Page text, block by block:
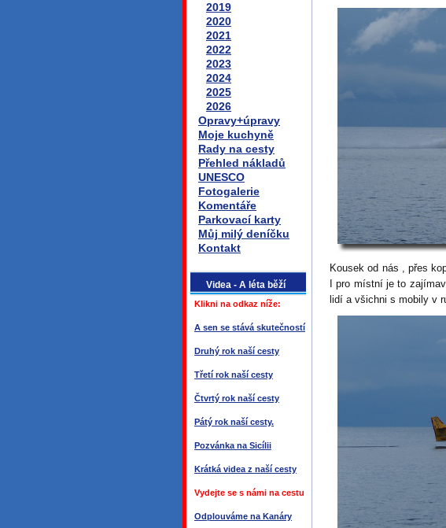
2019
2020
2021
2022
2023
2024
2025
2026
Opravy+úpravy
Moje kuchyně
Rady na cesty
Přehled nákladů
UNESCO
Fotogalerie
Komentáře
Parkovací karty
Můj milý deníčku
Kontakt
Videa - A léta běží
Klikni na odkaz níže:
A sen se stává skutečností
Druhý rok naší cesty
Třetí rok naší cesty
Čtvrtý rok naší cesty
Pátý rok naší cesty.
Pozvánka na Sicílii
Krátká videa z naší cesty
Vydejte se s námi na cestu
Odplouváme na Kanáry
Kousek od nás , přes
I pro místní je to
lidí a všichni s mobily v